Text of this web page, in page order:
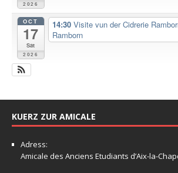
2026
OCT
17
Sat
2026
14:30 Visite vun der Cidrerie
Ramborn
KUERZ ZUR AMICALE
Adress:
Amicale des Anciens Etudiants d’Aix-la-